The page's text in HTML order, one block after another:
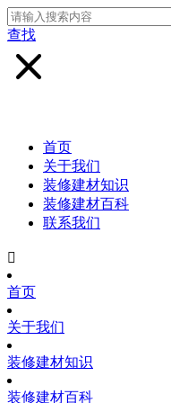
查找
首页
关于我们
装修建材知识
装修建材百科
联系我们

首页
关于我们
装修建材知识
装修建材百科